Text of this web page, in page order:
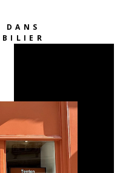
avant tout une
DANS